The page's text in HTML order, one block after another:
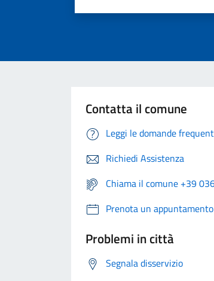
Contatta il comune
Leggi le domande
Richiedi Assistenza
Chiama il comune +39
Prenota un appuntamento
Problemi in città
Segnala disservizio